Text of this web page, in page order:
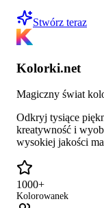
Stwórz teraz
Kolorki.net
Magiczny świat
Odkryj tysiące
kreatywność i
wysokiej jakości
1000+
Kolorowanek